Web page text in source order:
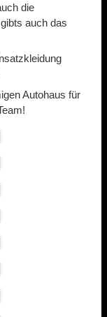
die
auch das
Autohaus für